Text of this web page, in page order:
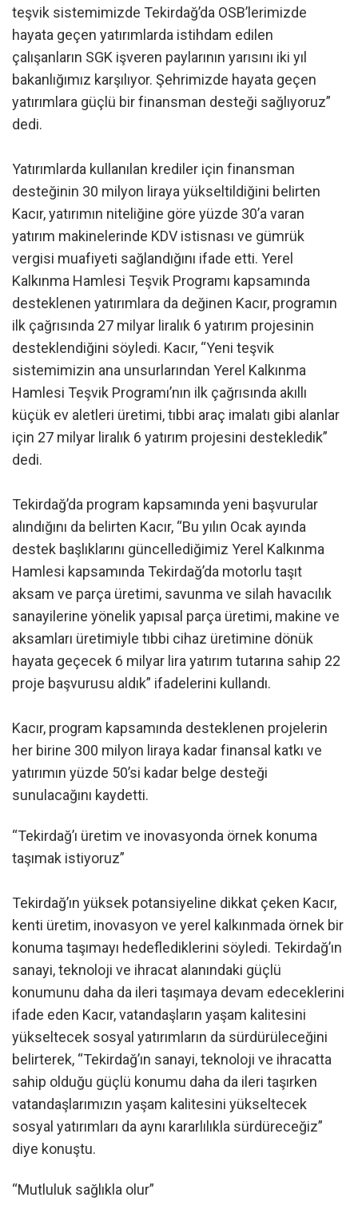
teşvik sistemimizde Tekirdağ’da OSB’lerimizde
hayata geçen yatırımlarda istihdam edilen
çalışanların SGK işveren paylarının yarısını iki yıl
bakanlığımız karşılıyor. Şehrimizde hayata geçen
yatırımlara güçlü bir finansman desteği sağlıyoruz”
dedi.
Yatırımlarda kullanılan krediler için finansman
desteğinin 30 milyon liraya yükseltildiğini belirten
Kacır, yatırımın niteliğine göre yüzde 30’a varan
yatırım makinelerinde KDV istisnası ve gümrük
vergisi muafiyeti sağlandığını ifade etti. Yerel
Kalkınma Hamlesi Teşvik Programı kapsamında
desteklenen yatırımlara da değinen Kacır, programın
ilk çağrısında 27 milyar liralık 6 yatırım projesinin
desteklendiğini söyledi. Kacır, “Yeni teşvik
sistemimizin ana unsurlarından Yerel Kalkınma
Hamlesi Teşvik Programı’nın ilk çağrısında akıllı
küçük ev aletleri üretimi, tıbbi araç imalatı gibi alanlar
için 27 milyar liralık 6 yatırım projesini destekledik”
dedi.
Tekirdağ’da program kapsamında yeni başvurular
alındığını da belirten Kacır, “Bu yılın Ocak ayında
destek başlıklarını güncellediğimiz Yerel Kalkınma
Hamlesi kapsamında Tekirdağ’da motorlu taşıt
aksam ve parça üretimi, savunma ve silah havacılık
sanayilerine yönelik yapısal parça üretimi, makine ve
aksamları üretimiyle tıbbi cihaz üretimine dönük
hayata geçecek 6 milyar lira yatırım tutarına sahip 22
proje başvurusu aldık” ifadelerini kullandı.
Kacır, program kapsamında desteklenen projelerin
her birine 300 milyon liraya kadar finansal katkı ve
yatırımın yüzde 50’si kadar belge desteği
sunulacağını kaydetti.
“Tekirdağ’ı üretim ve inovasyonda örnek konuma
taşımak istiyoruz”
Tekirdağ’ın yüksek potansiyeline dikkat çeken Kacır,
kenti üretim, inovasyon ve yerel kalkınmada örnek bir
konuma taşımayı hedeflediklerini söyledi. Tekirdağ’ın
sanayi, teknoloji ve ihracat alanındaki güçlü
konumunu daha da ileri taşımaya devam edeceklerini
ifade eden Kacır, vatandaşların yaşam kalitesini
yükseltecek sosyal yatırımların da sürdürüleceğini
belirterek, “Tekirdağ’ın sanayi, teknoloji ve ihracatta
sahip olduğu güçlü konumu daha da ileri taşırken
vatandaşlarımızın yaşam kalitesini yükseltecek
sosyal yatırımları da aynı kararlılıkla sürdüreceğiz”
diye konuştu.
“Mutluluk sağlıkla olur”